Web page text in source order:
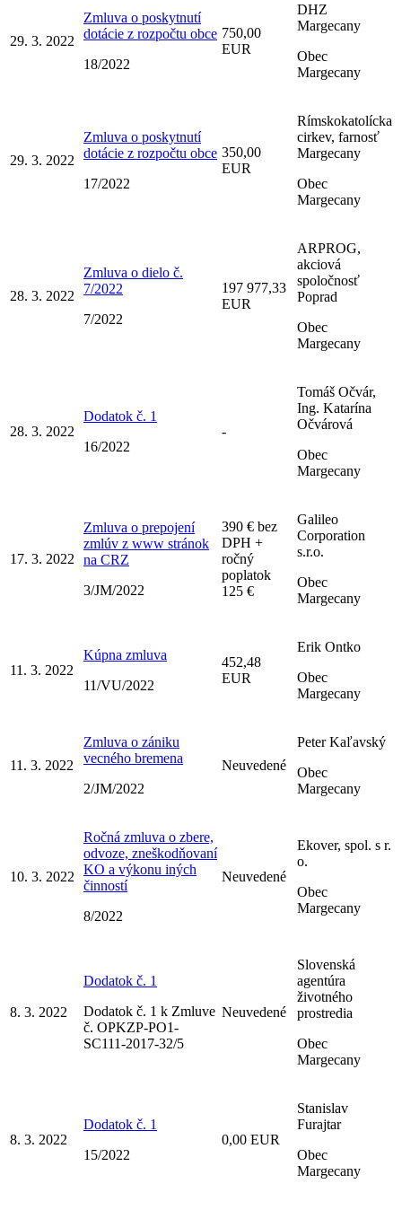
29. 3. 2022
Zmluva o poskytnutí
dotácie z rozpočtu obce
18/2022
750,00
EUR
DHZ
Margecany
Obec
Margecany
29. 3. 2022
Zmluva o poskytnutí
dotácie z rozpočtu obce
17/2022
350,00
EUR
Rímskokatolícka
cirkev, farnosť
Margecany
Obec
Margecany
28. 3. 2022
Zmluva o dielo č.
7/2022
7/2022
197 977,33
EUR
ARPROG,
akciová
spoločnosť
Poprad
Obec
Margecany
28. 3. 2022
Dodatok č. 1
16/2022
-
Tomáš Očvár,
Ing. Katarína
Očvárová
Obec
Margecany
17. 3. 2022
Zmluva o prepojení
zmlúv z www stránok
na CRZ
3/JM/2022
390 € bez
DPH +
ročný
poplatok
125 €
Galileo
Corporation
s.r.o.
Obec
Margecany
11. 3. 2022
Kúpna zmluva
11/VU/2022
452,48
EUR
Erik Ontko
Obec
Margecany
11. 3. 2022
Zmluva o zániku
vecného bremena
2/JM/2022
Neuvedené
Peter Kaľavský
Obec
Margecany
10. 3. 2022
Ročná zmluva o zbere,
odvoze, zneškodňovaní
KO a výkonu iných
činností
8/2022
Neuvedené
Ekover, spol. s r.
o.
Obec
Margecany
8. 3. 2022
Dodatok č. 1
Dodatok č. 1 k Zmluve
č. OPKZP-PO1-
SC111-2017-32/5
Neuvedené
Slovenská
agentúra
životného
prostredia
Obec
Margecany
8. 3. 2022
Dodatok č. 1
15/2022
0,00 EUR
Stanislav
Furajtar
Obec
Margecany